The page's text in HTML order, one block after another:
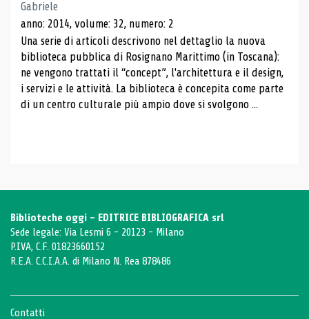
Gabriele
anno: 2014, volume: 32, numero: 2
Una serie di articoli descrivono nel dettaglio la nuova
biblioteca pubblica di Rosignano Marittimo (in Toscana):
ne vengono trattati il ​​“concept”, l'architettura e il design,
i servizi e le attività. La biblioteca è concepita come parte
di un centro culturale più ampio dove si svolgono ...
Biblioteche oggi - EDITRICE BIBLIOGRAFICA srl
Sede legale: Via Lesmi 6 - 20123 - Milano
P.IVA, C.F. 01823660152
R.E.A. C.C.I.A.A. di Milano N. Rea 878486
Contatti